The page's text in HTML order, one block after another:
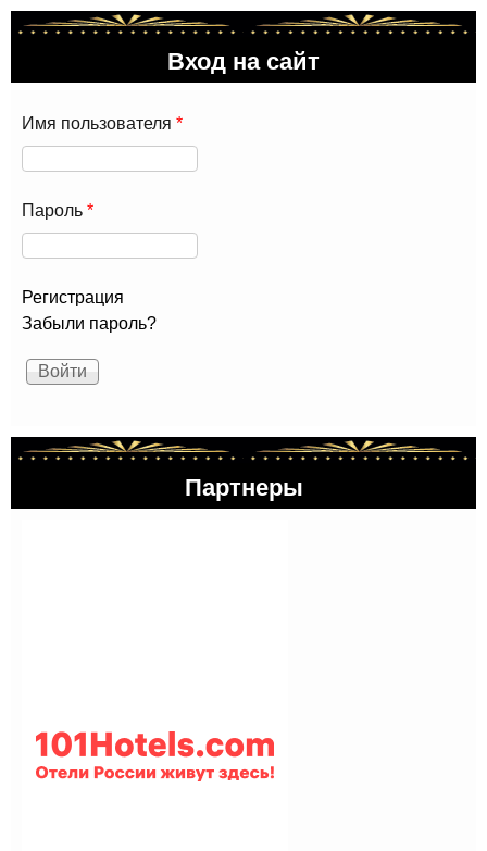
Вход на сайт
Имя пользователя *
Пароль *
Регистрация
Забыли пароль?
Партнеры